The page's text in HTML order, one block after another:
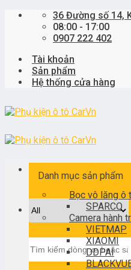
Skip
36 Đường số 14,
08:00 - 17:00
0907 222 402
Tài khoản
Sản phẩm
Hệ thống cửa hàng
kiếm:
Danh mục sản phẩm
Bọc vô lăng ô
SPARCO
Camera hành
VIETMAP
XIAOMI
DDPAI